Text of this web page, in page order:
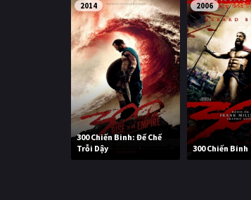
2014
300 Chiến Binh: Đế Chế
Trỗi Dậy
2006
300 Chiến Binh